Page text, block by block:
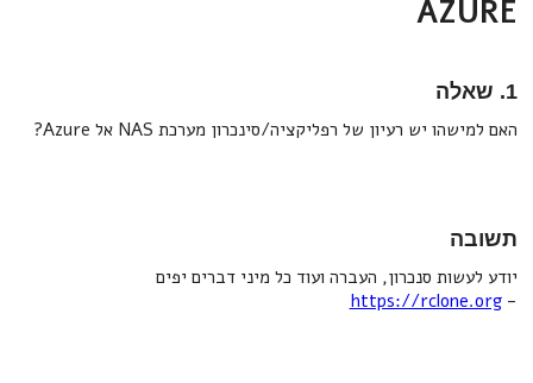
AZURE
1. שאלה
האם למישהו יש רעיון של רפליקציה/סינכרון מערכת NAS אל Azure?
תשובה
יודע לעשות סנכרון, העברה ועוד כל מיני דברים יפים
-
https://rclone.org